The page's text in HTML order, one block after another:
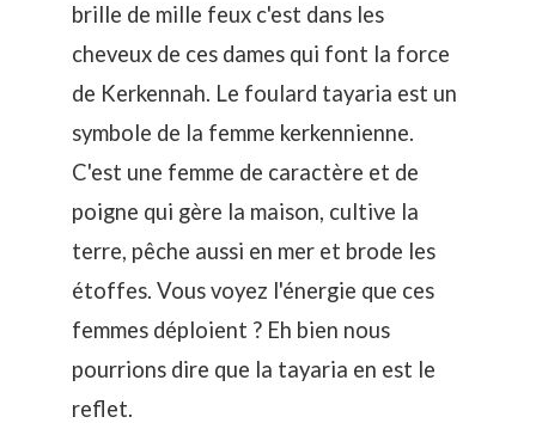
brille de mille feux c'est dans les
cheveux de ces dames qui font la force
de Kerkennah. Le foulard tayaria est un
symbole de la femme kerkennienne.
C'est une femme de caractère et de
poigne qui gère la maison, cultive la
terre, pêche aussi en mer et brode les
étoffes. Vous voyez l'énergie que ces
femmes déploient ? Eh bien nous
pourrions dire que la tayaria en est le
reflet.